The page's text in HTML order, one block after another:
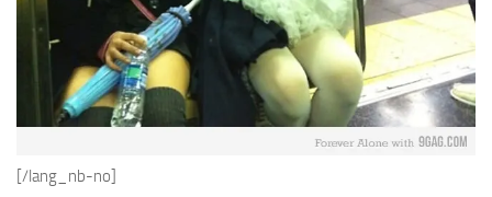
[/lang_nb-no]